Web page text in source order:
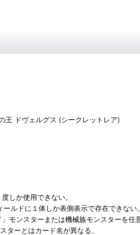
ドヴェルグス (シークレットレア)
しか使用できない。
ルドに１体しか表側表示で存在できない。
モンスターまたは機械族モンスターを任
ターとはカード名が異なる、